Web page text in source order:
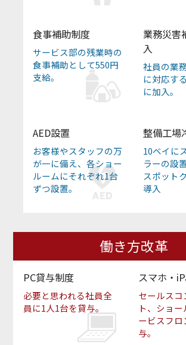
食事補助制度
サービス部の残業時の
食事補助として550円
支給。
業務災害
入
社員の業
に対応す
に加入。
AED設置
お客様やスタッフの万
が一に備え、各ショー
ルームにそれぞれ1台
ずつ設置。
整備工場
10ベイに
ラーの設
スポット
導入
働き方改革
PC貸与制度
必要と思われる社員全
員に1人1台を貸与。
スマホ・
セールス
ト、ショ
ービスフ
与。